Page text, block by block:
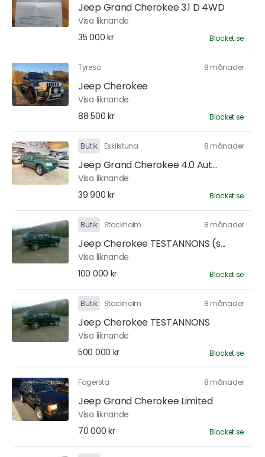
Jeep Grand Cherokee 3.1 D 4WD
Visa liknande
35 000 kr
Blocket.se
Tyresö 8 månader
Jeep Cherokee
Visa liknande
88 500 kr
Blocket.se
Butik Eskilstuna 8 månader
Jeep Grand Cherokee 4.0 Aut...
Visa liknande
39 900 kr
Blocket.se
Butik Stockholm 8 månader
Jeep Cherokee TESTANNONS (s...
Visa liknande
100 000 kr
Blocket.se
Butik Stockholm 8 månader
Jeep Cherokee TESTANNONS
Visa liknande
500 000 kr
Blocket.se
Fagersta 8 månader
Jeep Grand Cherokee Limited
Visa liknande
70 000 kr
Blocket.se